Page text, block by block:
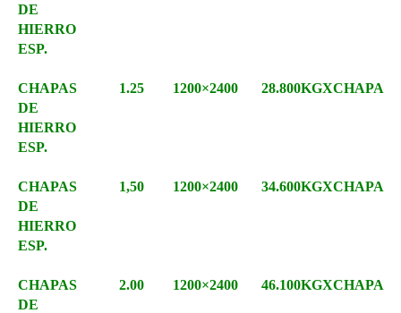
DE
HIERRO
ESP.
CHAPAS
DE
HIERRO
ESP.
1.25 1200×2400 28.800KGXCHAPA
CHAPAS
DE
HIERRO
ESP.
1,50 1200×2400 34.600KGXCHAPA
CHAPAS
DE
2.00 1200×2400 46.100KGXCHAPA